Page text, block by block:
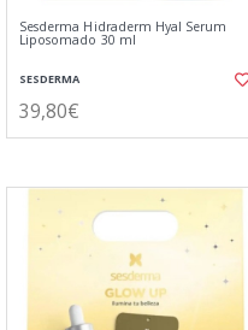
Sesderma Hidraderm Hyal Serum
Liposomado 30 ml
SESDERMA
39,80€